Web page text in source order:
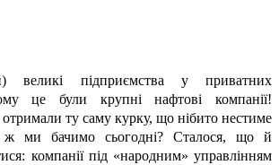
великі підприємства у приватних
це були крупні нафтові компанії!
ту саму курку, що нібито нестиме
ми бачимо сьогодні? Сталося, що й
компанії під «народним» управлінням